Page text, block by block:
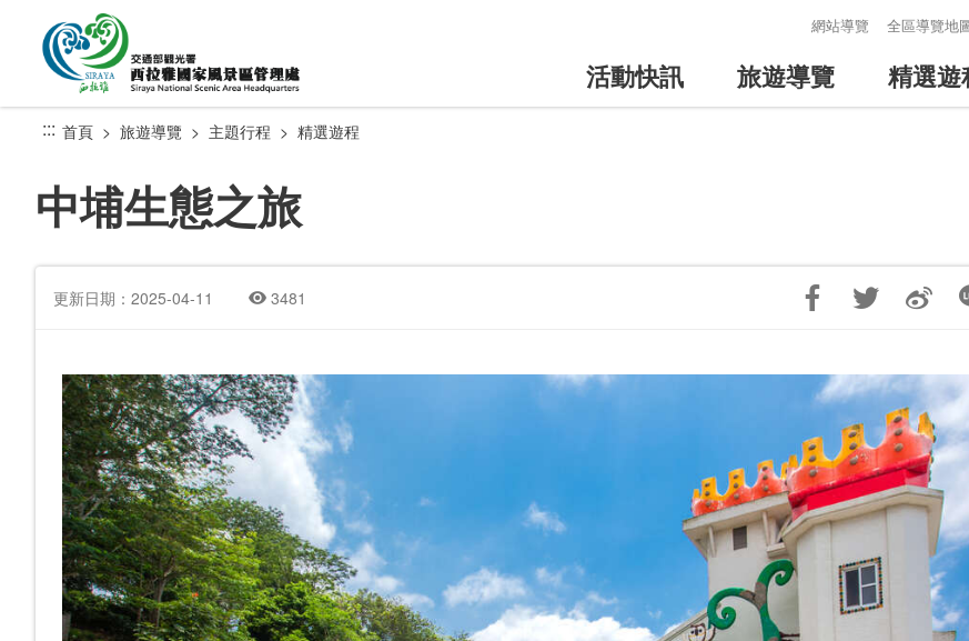
網站導覽 全區導覽地
活動快訊 旅遊導覽 精選遊
::: 首頁 旅遊導覽 主題行程 精選遊程
中埔生態之旅
更新日期：2025-04-11 3481